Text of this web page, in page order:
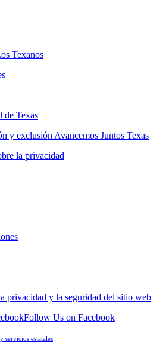
Texanos
de Texas
y exclusión Avancemos Juntos Texas
la privacidad
privacidad y la seguridad del sitio web
Follow Us on Facebook
servicios estatales